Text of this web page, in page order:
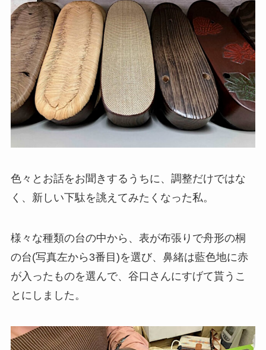
色々とお話をお聞きするうちに、調整だけではな
く、新しい下駄を誂えてみたくなった私。
様々な種類の台の中から、表が布張りで舟形の桐
の台(写真左から3番目)を選び、鼻緒は藍色地に赤
が入ったものを選んで、谷口さんにすげて貰うこ
とにしました。